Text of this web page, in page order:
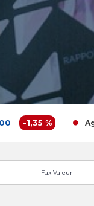
-1,35 % Agma
Fax Valeur